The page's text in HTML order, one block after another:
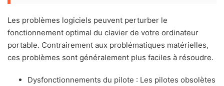
Les problèmes logiciels peuvent perturber le
fonctionnement optimal du clavier de votre ordinateur
portable. Contrairement aux problématiques matérielles,
ces problèmes sont généralement plus faciles à résoudre.
Dysfonctionnements du pilote : Les pilotes obsolètes